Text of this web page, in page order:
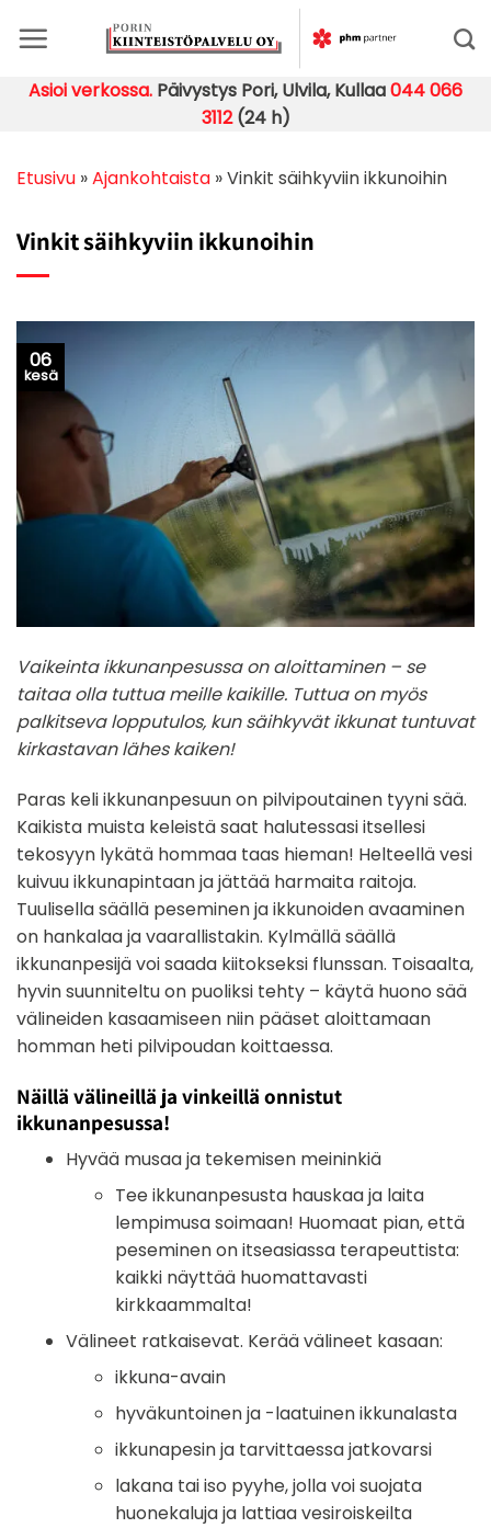
Asioi verkossa. Päivystys Pori, Ulvila, Kullaa044 066
3112(24 h)
Etusivu »Ajankohtaista »Vinkit säihkyviin ikkunoihin
Vinkit säihkyviin ikkunoihin
06
kesä
Vaikeinta ikkunanpesussa on aloittaminen – se
taitaa olla tuttua meille kaikille. Tuttua on myös
palkitseva lopputulos, kun säihkyvät ikkunat tuntuvat
kirkastavan lähes kaiken!
Paras keli ikkunanpesuun on pilvipoutainen tyyni sää.
Kaikista muista keleistä saat halutessasi itsellesi
tekosyyn lykätä hommaa taas hieman! Helteellä vesi
kuivuu ikkunapintaan ja jättää harmaita raitoja.
Tuulisella säällä peseminen ja ikkunoiden avaaminen
on hankalaa ja vaarallistakin. Kylmällä säällä
ikkunanpesijä voi saada kiitokseksi flunssan. Toisaalta,
hyvin suunniteltu on puoliksi tehty – käytä huono sää
välineiden kasaamiseen niin pääset aloittamaan
homman heti pilvipoudan koittaessa.
Näillä välineillä ja vinkeillä onnistut
ikkunanpesussa!
Hyvää musaa ja tekemisen meininkiä
Tee ikkunanpesusta hauskaa ja laita
lempimusa soimaan! Huomaat pian, että
peseminen on itseasiassa terapeuttista:
kaikki näyttää huomattavasti
kirkkaammalta!
Välineet ratkaisevat. Kerää välineet kasaan:
ikkuna-avain
hyväkuntoinen ja -laatuinen ikkunalasta
ikkunapesin ja tarvittaessa jatkovarsi
lakana tai iso pyyhe, jolla voi suojata
huonekaluja ja lattiaa vesiroiskeilta